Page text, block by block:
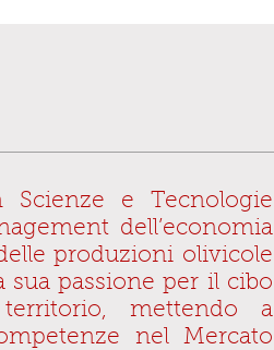
Scienze e Tecnologie
dell’economia
produzioni olivicole
sua passione per il cibo
mettendo a
nel Mercato